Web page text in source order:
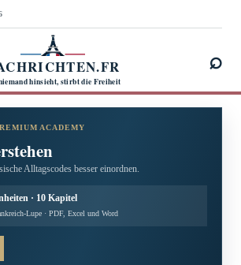
hinsieht, stirbt die Freiheit
⌕
ACADEMY
Alltagscodes besser einordnen.
· 10 Kapitel
Lupe · PDF, Excel und Word